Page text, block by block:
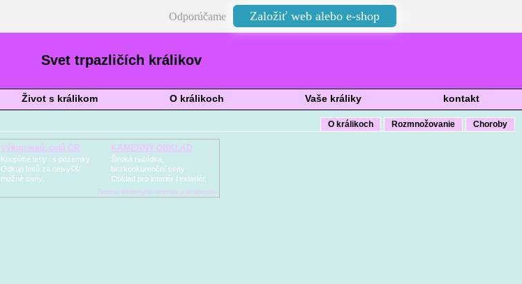
Odporúčame Založiť web alebo e-shop
Svet trpazličích králikov
Život s králikom O králikoch Vaše králiky kontakt
Choroby
Rozmnožovanie
O králikoch
Výkup lesů, celá ČR
Koupíme lesy i s pozemky
Odkup lesů za nejvyšší
možné ceny.
KAMENNÝ OBKLAD
Široká nabídka,
bezkonkurenční ceny
Obklad pro interiér i exteriér.
Tvorba webových stránok a e-shopov